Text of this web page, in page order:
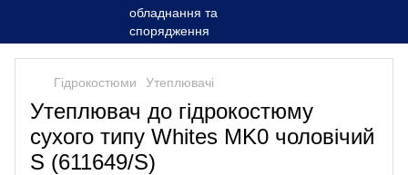
Гідрокостюми Утеплювачі
Утеплювач до гідрокостюму
сухого типу Whites MK0 чоловічий
S (611649/S)